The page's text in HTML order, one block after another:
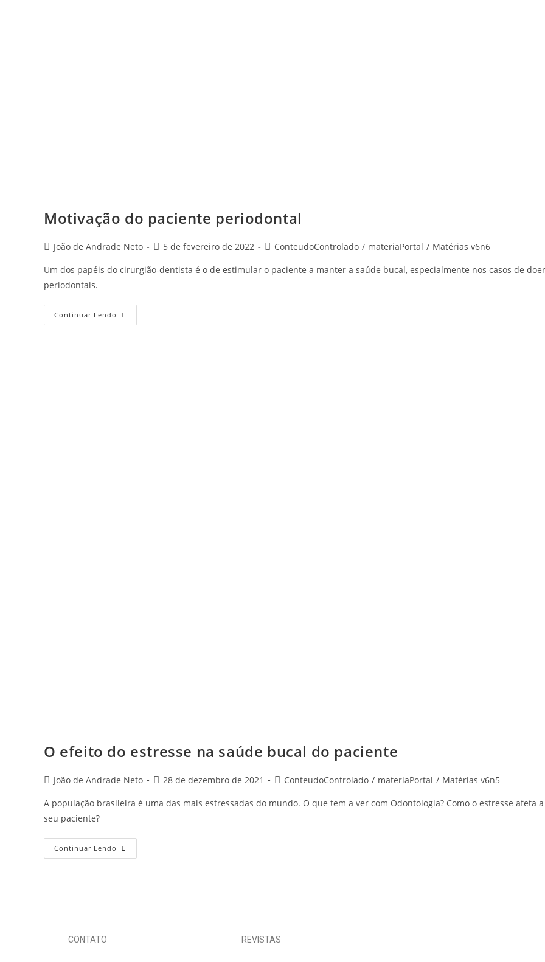
Motivação do paciente periodontal
João de Andrade Neto 5 de fevereiro de 2022 ConteudoControlado / materiaPortal / Matérias v6n6
Um dos papéis do cirurgião-dentista é o de estimular o paciente a manter a saúde bucal, especialmente nos casos de
periodontais.
Continuar Lendo
O efeito do estresse na saúde bucal do paciente
João de Andrade Neto 28 de dezembro de 2021 ConteudoControlado / materiaPortal / Matérias v6n5
A população brasileira é uma das mais estressadas do mundo. O que tem a ver com Odontologia? Como o estresse afeta
seu paciente?
Continuar Lendo
CONTATO REVISTAS